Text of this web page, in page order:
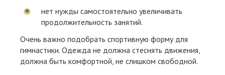
нет нужды самостоятельно увеличивать
продолжительность занятий.
Очень важно подобрать спортивную форму для
гимнастики. Одежда не должна стеснять движения,
должна быть комфортной, не слишком свободной.